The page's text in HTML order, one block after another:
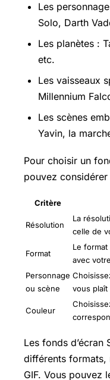
Les
Solo, Darth
Les planètes :
etc.
Les vaisseaux
Millennium
Les scènes
Yavin, la
Pour choisir un
pouvez
Critère
Résolution
La
celle de
Format
Le format
avec
Personnage
ou scène
vous plaît
Couleur
Les fonds d’écran
différents formats,
GIF. Vous pouvez